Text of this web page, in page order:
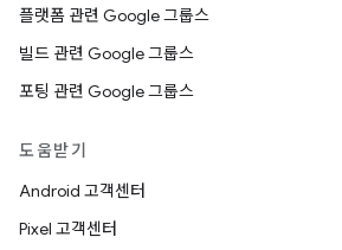
플랫폼 관련 Google 그룹스
빌드 관련 Google 그룹스
포팅 관련 Google 그룹스
도움받기
Android 고객센터
Pixel 고객센터